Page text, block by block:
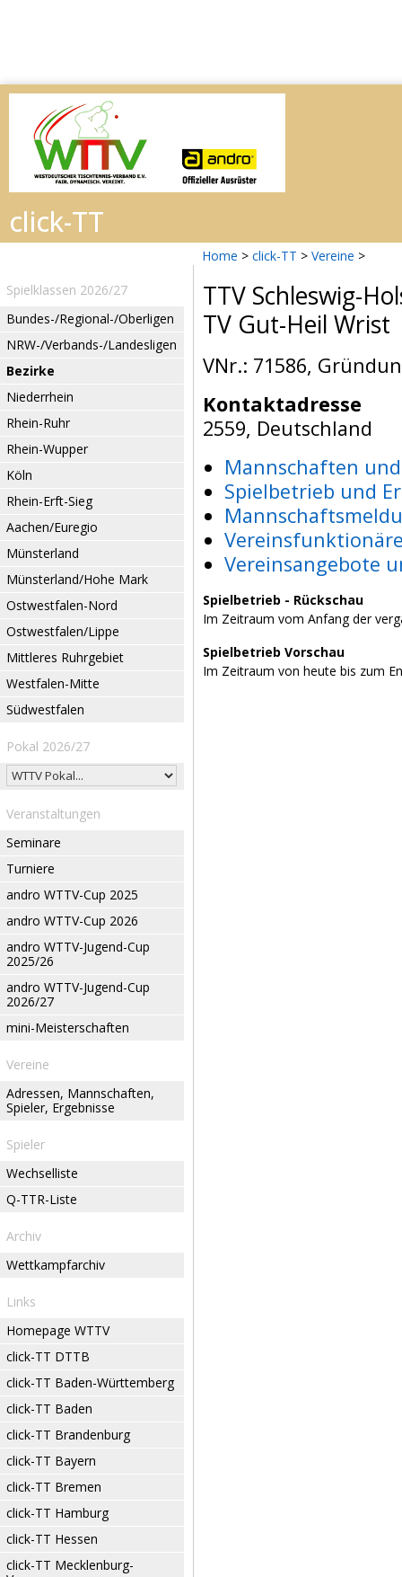
Home > click-TT > Vereine >
Spielklassen 2026/27
Bundes-/Regional-/Oberligen
NRW-/Verbands-/Landesligen
Bezirke
Niederrhein
Rhein-Ruhr
Rhein-Wupper
Köln
Rhein-Erft-Sieg
Aachen/Euregio
Münsterland
Münsterland/Hohe Mark
Ostwestfalen-Nord
Ostwestfalen/Lippe
Mittleres Ruhrgebiet
Westfalen-Mitte
Südwestfalen
Pokal 2026/27
Veranstaltungen
Seminare
Turniere
andro WTTV-Cup 2025
andro WTTV-Cup 2026
andro WTTV-Jugend-Cup
2025/26
andro WTTV-Jugend-Cup
2026/27
mini-Meisterschaften
Vereine
Adressen, Mannschaften,
Spieler, Ergebnisse
Spieler
Wechselliste
Q-TTR-Liste
Archiv
Wettkampfarchiv
Links
Homepage WTTV
click-TT DTTB
click-TT Baden-Württemberg
click-TT Baden
click-TT Brandenburg
click-TT Bayern
click-TT Bremen
click-TT Hamburg
click-TT Hessen
click-TT Mecklenburg-
TTV Schleswig-
TV Gut-Heil Wrist
VNr.: 71586,
Kontaktadresse
2559, Deutschland
Mannschaften
Spielbetrieb und
Vereinsangebote
Spielbetrieb - Rückschau
Im Zeitraum vom Anfang der
Spielbetrieb Vorschau
Im Zeitraum von heute bis zum